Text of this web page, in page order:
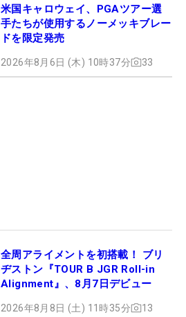
米国キャロウェイ、PGAツアー選
手たちが使用するノーメッキブレー
ドを限定発売
2026年8月6日 (木) 10時37分 33
全周アライメントを初搭載！ ブリ
ヂストン『TOUR B JGR Roll-in
Alignment』、8月7日デビュー
2026年8月8日 (土) 11時35分 13